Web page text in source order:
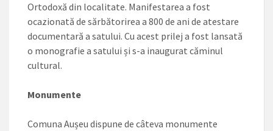
Ortodoxă din localitate. Manifestarea a fost
ocazionată de sărbătorirea a 800 de ani de atestare
documentară a satului. Cu acest prilej a fost lansată
o monografie a satului și s-a inaugurat căminul
cultural.
Monumente
Comuna Aușeu dispune de câteva monumente